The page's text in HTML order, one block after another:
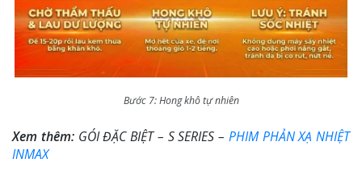
Bước 7: Hong khô tự nhiên
Xem thêm:GÓI ĐẶC BIỆT – S SERIES – PHIM PHẢN XẠ NHIỆT
INMAX